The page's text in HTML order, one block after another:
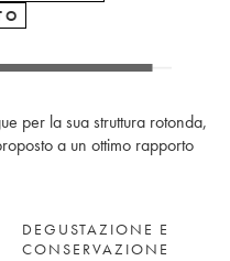
per la sua struttura rotonda,
a un ottimo rapporto
DEGUSTAZIONE E
CONSERVAZIONE